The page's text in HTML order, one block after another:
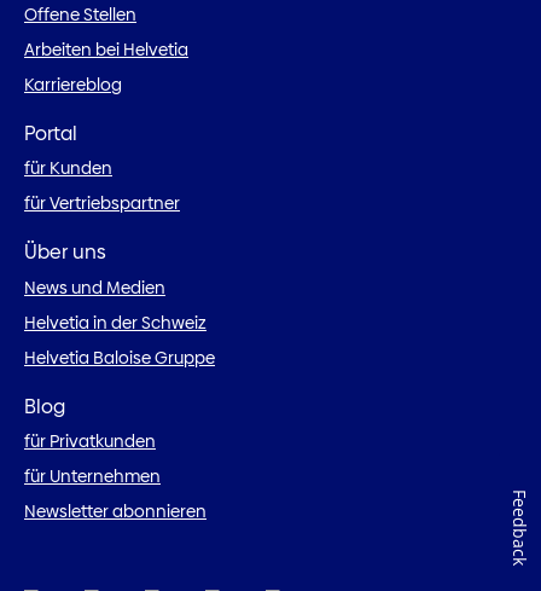
Offene Stellen
Arbeiten bei Helvetia
Karriereblog
Portal
für Kunden
für Vertriebspartner
Über uns
News und Medien
Helvetia in der Schweiz
Helvetia Baloise Gruppe
Blog
für Privatkunden
für Unternehmen
Newsletter abonnieren
Feedback